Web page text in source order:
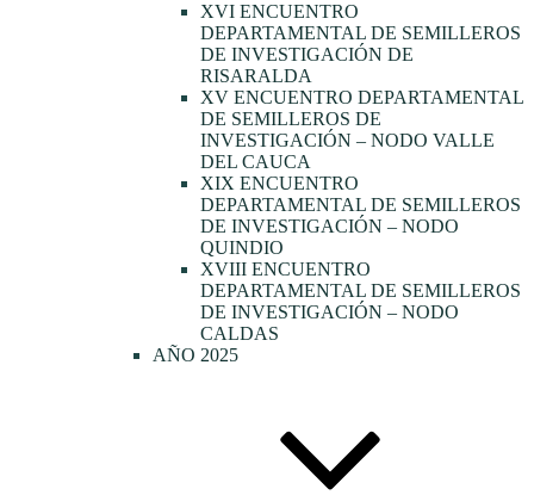
XVI ENCUENTRO
DEPARTAMENTAL DE SEMILLEROS
DE INVESTIGACIÓN DE
RISARALDA
XV ENCUENTRO DEPARTAMENTAL
DE SEMILLEROS DE
INVESTIGACIÓN – NODO VALLE
DEL CAUCA
XIX ENCUENTRO
DEPARTAMENTAL DE SEMILLEROS
DE INVESTIGACIÓN – NODO
QUINDIO
XVIII ENCUENTRO
DEPARTAMENTAL DE SEMILLEROS
DE INVESTIGACIÓN – NODO
CALDAS
AÑO 2025